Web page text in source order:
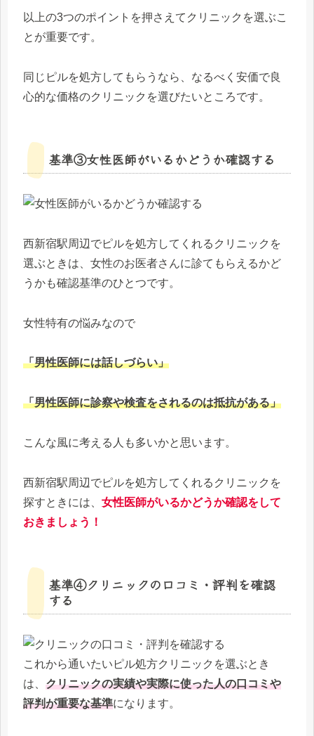
以上の3つのポイントを押さえてクリニックを選ぶこ
とが重要です。
同じピルを処方してもらうなら、なるべく安価で良
心的な価格のクリニックを選びたいところです。
基準③女性医師がいるかどうか確認する
西新宿駅周辺でピルを処方してくれるクリニックを
選ぶときは、女性のお医者さんに診てもらえるかど
うかも確認基準のひとつです。
女性特有の悩みなので
「男性医師には話しづらい」
「男性医師に診察や検査をされるのは抵抗がある」
こんな風に考える人も多いかと思います。
西新宿駅周辺でピルを処方してくれるクリニックを
探すときには、 女性医師がいるかどうか確認をして
おきましょう！
基準④クリニックの口コミ・評判を確認
する
これから通いたいピル処方クリニックを選ぶとき
は、 クリニックの実績や実際に使った人の口コミや
評判が重要な基準になります。